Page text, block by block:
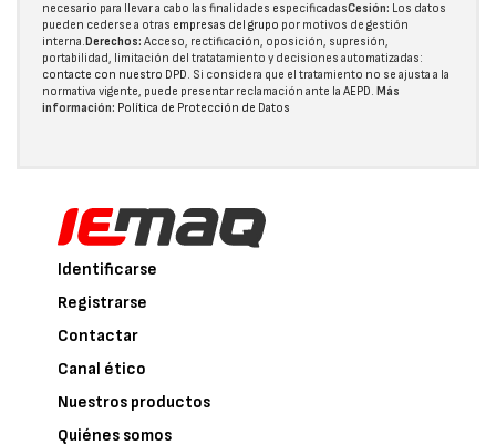
necesario para llevar a cabo las finalidades especificadasCesión: Los datos
pueden cederse a otras empresas del grupo por motivos de gestión
interna.Derechos: Acceso, rectificación, oposición, supresión,
portabilidad, limitación del tratatamiento y decisiones automatizadas:
contacte con nuestro DPD. Si considera que el tratamiento no se ajusta a la
normativa vigente, puede presentar reclamación ante la AEPD. Más
información: Política de Protección de Datos
Identificarse
Registrarse
Contactar
Canal ético
Nuestros productos
Quiénes somos